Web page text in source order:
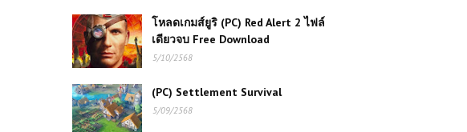
โหลดเกมส์ยูริ (PC) Red Alert 2 ไฟล์
เดียวจบ Free Download
5/10/2568
(PC) Settlement Survival
5/09/2568